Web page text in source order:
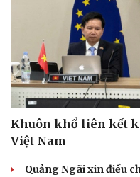
Khuôn khổ liên kết
Việt Nam
Quảng Ngãi xin điều